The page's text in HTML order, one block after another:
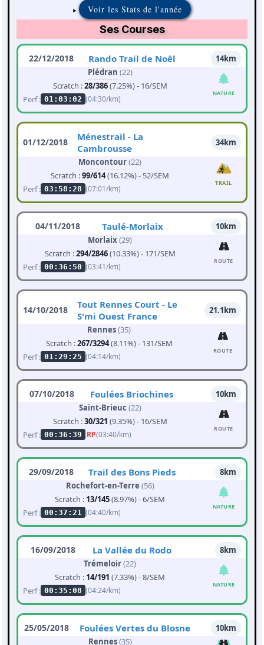
Voir les Stats de l'année
Ses Courses
22/12/2018 Rando Trail de Noël
14km
Plédran (22)
Scratch :28/386(7.25%) - 16/SEM
Perf : 01:03:02 (04:30/km)
NATURE
01/12/2018
Ménestrail - La
Cambrousse
34km
Moncontour(22)
Scratch :99/614(16.12%) - 52/SEM
Perf : 03:58:28 (07:01/km)
TRAIL
04/11/2018 Taulé-Morlaix
10km
Morlaix(29)
Scratch :294/2846(10.33%) - 171/SEM
Perf : 00:36:50 (03:41/km)
ROUTE
14/10/2018
Tout Rennes Court - Le
S'mi Ouest France
21.1km
Rennes(35)
Scratch :267/3294(8.11%) - 131/SEM
Perf : 01:29:25 (04:14/km)
ROUTE
07/10/2018 Foulées Briochines
10km
Saint-Brieuc (22)
Scratch :30/321 (9.35%) - 16/SEM
Perf : 00:36:39 RP(03:40/km)
ROUTE
29/09/2018 Trail des Bons Pieds
8km
Rochefort-en-Terre (56)
Scratch : 13/145(8.97%) - 6/SEM
Perf : 00:37:21 (04:40/km)
NATURE
16/09/2018 La Vallée du Rodo
8km
Trémeloir(22)
Scratch : 14/191 (7.33%) - 8/SEM
Perf : 00:35:08 (04:24/km)
NATURE
25/05/2018 Foulées Vertes du Blosne
10km
Rennes(35)